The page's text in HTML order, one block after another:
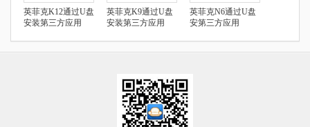
英菲克K12通过U盘
安装第三方应用
英菲克K9通过U盘
安装第三方应用
英菲克N6通过U盘
安第三方应用